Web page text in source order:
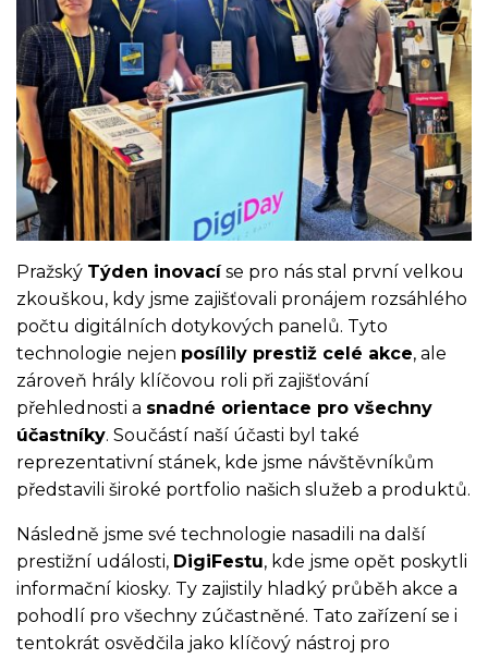
Pražský Týden inovacíse pro nás stal první velkou
zkouškou, kdy jsme zajišťovali pronájem rozsáhlého
počtu digitálních dotykových panelů. Tyto
technologie nejen posílily prestiž celé akce, ale
zároveň hrály klíčovou roli při zajišťování
přehlednosti a snadné orientace pro všechny
účastníky. Součástí naší účasti byl také
reprezentativní stánek, kde jsme návštěvníkům
představili široké portfolio našich služeb a produktů.
Následně jsme své technologie nasadili na další
prestižní události, DigiFestu, kde jsme opět poskytli
informační kiosky. Ty zajistily hladký průběh akce a
pohodlí pro všechny zúčastněné. Tato zařízení se i
tentokrát osvědčila jako klíčový nástroj pro